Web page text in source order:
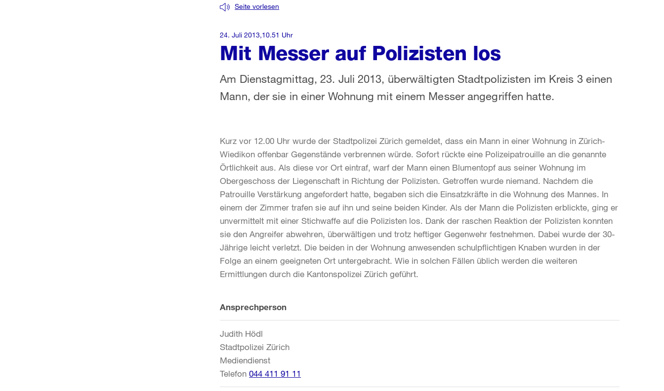
Mit Messer auf Polizisten los
Seite vorlesen
Am Dienstagmittag, 23. Juli 2013, überwältigten Stadtpolizisten im Kreis 3 einen
Mann, der sie in einer Wohnung mit einem Messer angegriffen hatte.
24. Juli 2013,10.51 Uhr
Kurz vor 12.00 Uhr wurde der Stadtpolizei Zürich gemeldet, dass ein Mann in einer Wohnung in Zürich-
Wiedikon offenbar Gegenstände verbrennen würde. Sofort rückte eine Polizeipatrouille an die genannte
Örtlichkeit aus. Als diese vor Ort eintraf, warf der Mann einen Blumentopf aus seiner Wohnung im
Obergeschoss der Liegenschaft in Richtung der Polizisten. Getroffen wurde niemand. Nachdem die
Patrouille Verstärkung angefordert hatte, begaben sich die Einsatzkräfte in die Wohnung des Mannes. In
einem der Zimmer trafen sie auf ihn und seine beiden Kinder. Als der Mann die Polizisten erblickte, ging er
unvermittelt mit einer Stichwaffe auf die Polizisten los. Dank der raschen Reaktion der Polizisten konnten
sie den Angreifer abwehren, überwältigen und trotz heftiger Gegenwehr festnehmen. Dabei wurde der 30-
Jährige leicht verletzt. Die beiden in der Wohnung anwesenden schulpflichtigen Knaben wurden in der
Folge an einem geeigneten Ort untergebracht. Wie in solchen Fällen üblich werden die weiteren
Ermittlungen durch die Kantonspolizei Zürich geführt.
Weitere
Informationen
Ansprechperson
Judith Hödl
Stadtpolizei Zürich
Mediendienst
Telefon 044 411 91 11